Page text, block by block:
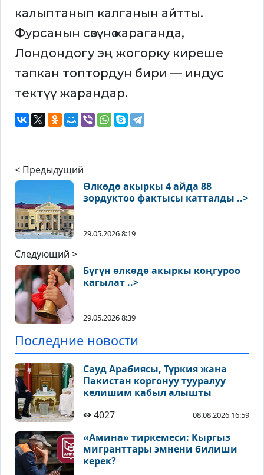
калыптанып калганын айтты.
Фурсанын сөзүнө караганда,
Лондондогу эң жогорку киреше
тапкан топтордун бири — индус
тектүү жарандар.
< Предыдущий
Өлкөдө акыркы 4 айда 88
зордуктоо фактысы катталды ..>
29.05.2026 8:19
Следующий >
Бүгүн өлкөдө акыркы коңгуроо
кагылат ..>
29.05.2026 8:39
Последние новости
Сауд Арабиясы, Түркия жана
Пакистан коргонуу тууралуу
келишим кабыл алышты
4027
08.08.2026 16:59
«Амина» тиркемеси: Кыргыз
мигранттары эмнени билиши
керек?